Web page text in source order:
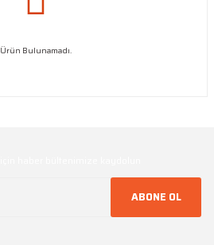
Ürün Bulunamadı.
ABONE OL